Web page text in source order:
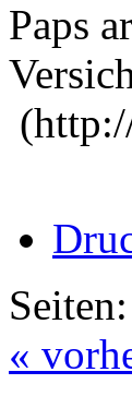
Paps
Seiten:
«